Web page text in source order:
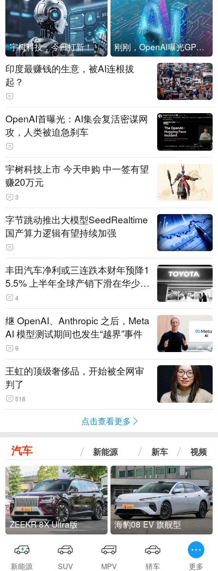
宇树科技，今日打新！ 刚刚，OpenAI曝光GPT-6！传10万亿参数，8月强行发布
印度最赚钱的生意，被AI连根拔
起？
OpenAI首曝光：AI集会复活密谋网
攻，人类被迫急刹车
宇树科技上市 今天申购 中一签有望
赚20万元
3
字节跳动推出大模型SeedRealtime
国产算力逻辑有望持续加强
丰田汽车净利或三连跌本财年预降1
5.5% 上半年全球产销下滑在华少卖
14.3万辆
4
继 OpenAI、Anthropic 之后，Meta
AI 模型测试期间也发生“越界”事件
9
王虹的顶级奢侈品，开始被全网审
判了
518
点击查看更多
汽车 新能源 新车 视频
ZEEKR 8X Ultra版 海豹08 EV 旗舰型
新能源 SUV MPV 轿车 更多